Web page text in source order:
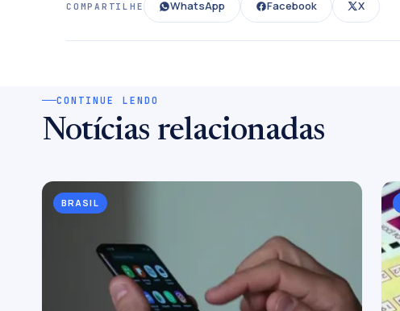
COMPARTILHE WhatsApp Facebook X
CONTINUE LENDO
Notícias relacionadas
BRASIL